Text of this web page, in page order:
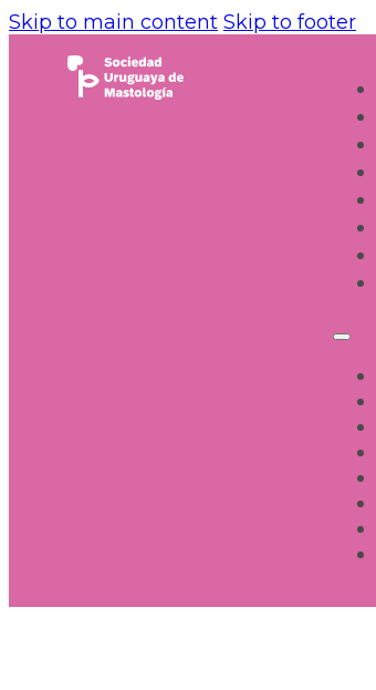
Skip to main content Skip to footer